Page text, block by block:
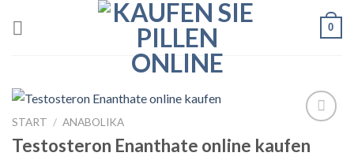
0
START / ANABOLIKA
Testosteron Enanthate online kaufen